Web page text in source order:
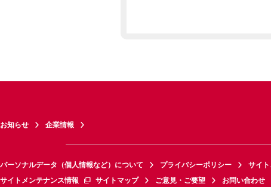
お知らせ 企業情報
パーソナルデータ（個人情報など）について プライバシーポリシー サイ
サイトメンテナンス情報
サイトマップ ご意見・ご要望 お問い合わせ